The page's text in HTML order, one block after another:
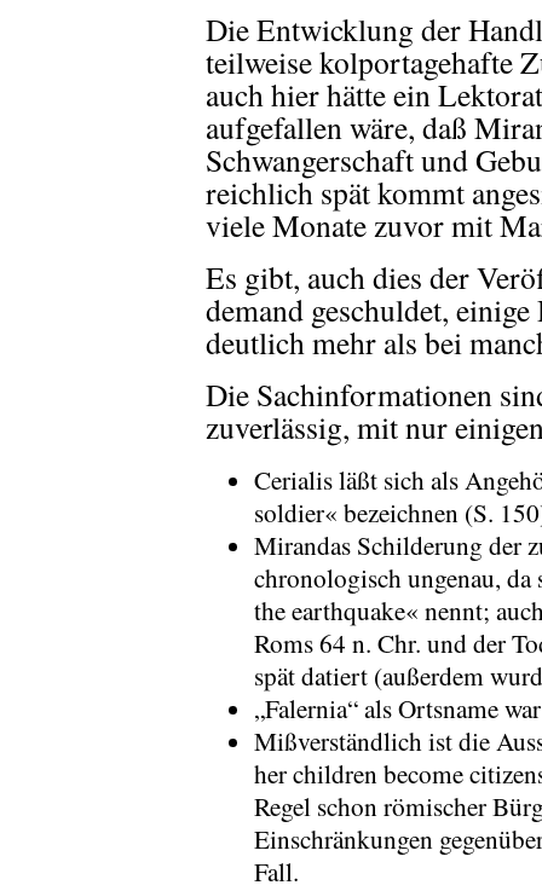
Die Entwicklung der
teilweise kolportagehafte
auch hier hätte ein
aufgefallen wäre, daß
Schwangerschaft und
reichlich spät kommt
viele Monate zuvor mit
Es gibt, auch dies der
demand geschuldet,
deutlich mehr als bei
Die Sachinformationen
zuverlässig, mit nur
Cerialis läßt sich als
soldier« bezeichnen (S.
Mirandas Schilderung der
chronologisch ungenau, da
the earthquake« nennt;
Roms 64 n. Chr. und der
spät datiert (außerdem
„Falernia“ als Ortsname
Mißverständlich ist die
her children become
Regel schon römischer
Einschränkungen
Fall.